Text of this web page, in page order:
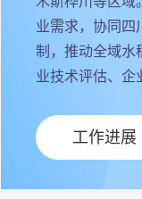
业需求，协同四
制，推动全域水
业技术评估、企
工作进展